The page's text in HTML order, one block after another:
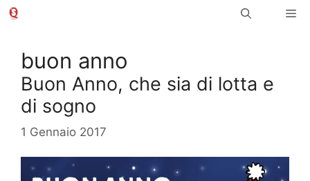
Vai
buon anno
Buon Anno, che sia di lotta e
di sogno
1 Gennaio 2017